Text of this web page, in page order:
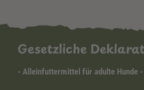
Gesetzliche
- Alleinfuttermittel für adulte Hunde -